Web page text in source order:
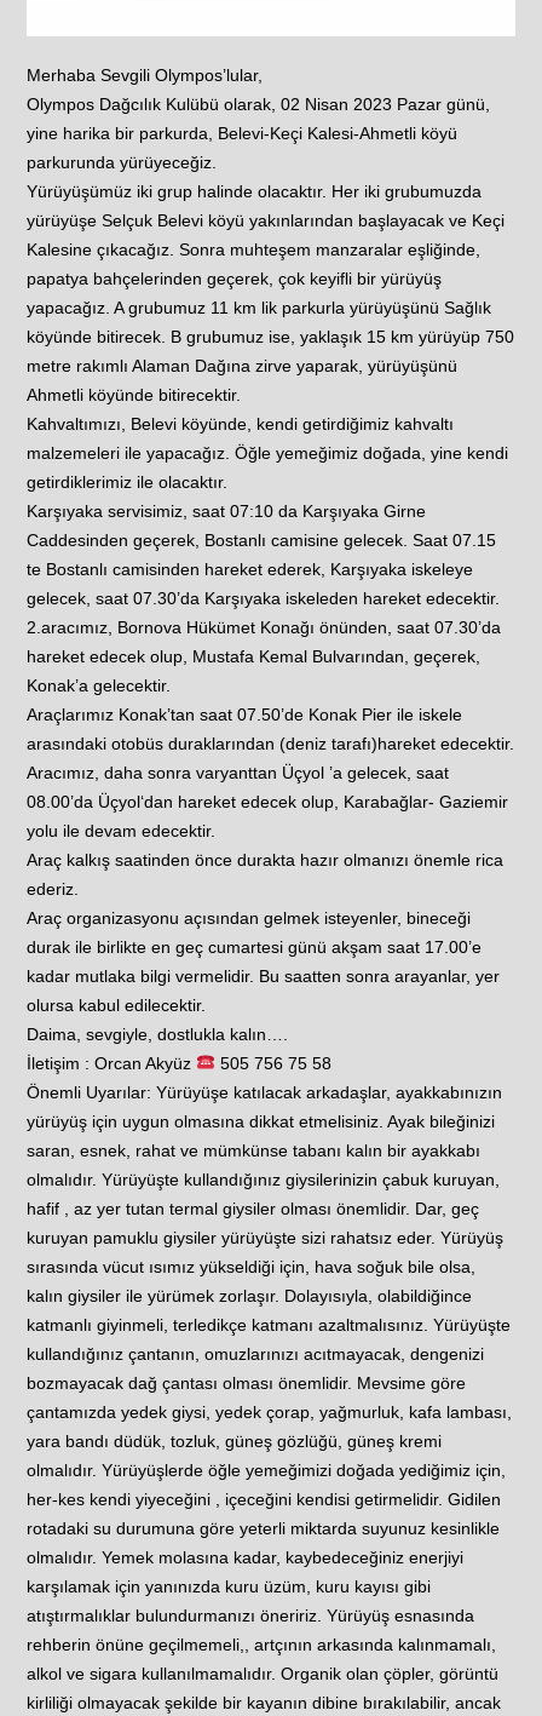
Merhaba Sevgili Olympos’lular,
Olympos Dağcılık Kulübü olarak, 02 Nisan 2023 Pazar günü,
yine harika bir parkurda, Belevi-Keçi Kalesi-Ahmetli köyü
parkurunda yürüyeceğiz.
Yürüyüşümüz iki grup halinde olacaktır. Her iki grubumuzda
yürüyüşe Selçuk Belevi köyü yakınlarından başlayacak ve Keçi
Kalesine çıkacağız. Sonra muhteşem manzaralar eşliğinde,
papatya bahçelerinden geçerek, çok keyifli bir yürüyüş
yapacağız. A grubumuz 11 km lik parkurla yürüyüşünü Sağlık
köyünde bitirecek. B grubumuz ise, yaklaşık 15 km yürüyüp 750
metre rakımlı Alaman Dağına zirve yaparak, yürüyüşünü
Ahmetli köyünde bitirecektir.
Kahvaltımızı, Belevi köyünde, kendi getirdiğimiz kahvaltı
malzemeleri ile yapacağız. Öğle yemeğimiz doğada, yine kendi
getirdiklerimiz ile olacaktır.
Karşıyaka servisimiz, saat 07:10 da Karşıyaka Girne
Caddesinden geçerek, Bostanlı camisine gelecek. Saat 07.15
te Bostanlı camisinden hareket ederek, Karşıyaka iskeleye
gelecek, saat 07.30’da Karşıyaka iskeleden hareket edecektir.
2.aracımız, Bornova Hükümet Konağı önünden, saat 07.30’da
hareket edecek olup, Mustafa Kemal Bulvarından, geçerek,
Konak’a gelecektir.
Araçlarımız Konak’tan saat 07.50’de Konak Pier ile iskele
arasındaki otobüs duraklarından (deniz tarafı)hareket edecektir.
Aracımız, daha sonra varyanttan Üçyol ’a gelecek, saat
08.00’da Üçyol‘dan hareket edecek olup, Karabağlar- Gaziemir
yolu ile devam edecektir.
Araç kalkış saatinden önce durakta hazır olmanızı önemle rica
ederiz.
Araç organizasyonu açısından gelmek isteyenler, bineceği
durak ile birlikte en geç cumartesi günü akşam saat 17.00’e
kadar mutlaka bilgi vermelidir. Bu saatten sonra arayanlar, yer
olursa kabul edilecektir.
Daima, sevgiyle, dostlukla kalın….
İletişim : Orcan Akyüz
505 756 75 58
Önemli Uyarılar: Yürüyüşe katılacak arkadaşlar, ayakkabınızın
yürüyüş için uygun olmasına dikkat etmelisiniz. Ayak bileğinizi
saran, esnek, rahat ve mümkünse tabanı kalın bir ayakkabı
olmalıdır. Yürüyüşte kullandığınız giysilerinizin çabuk kuruyan,
hafif , az yer tutan termal giysiler olması önemlidir. Dar, geç
kuruyan pamuklu giysiler yürüyüşte sizi rahatsız eder. Yürüyüş
sırasında vücut ısımız yükseldiği için, hava soğuk bile olsa,
kalın giysiler ile yürümek zorlaşır. Dolayısıyla, olabildiğince
katmanlı giyinmeli, terledikçe katmanı azaltmalısınız. Yürüyüşte
kullandığınız çantanın, omuzlarınızı acıtmayacak, dengenizi
bozmayacak dağ çantası olması önemlidir. Mevsime göre
çantamızda yedek giysi, yedek çorap, yağmurluk, kafa lambası,
yara bandı düdük, tozluk, güneş gözlüğü, güneş kremi
olmalıdır. Yürüyüşlerde öğle yemeğimizi doğada yediğimiz için,
her-kes kendi yiyeceğini , içeceğini kendisi getirmelidir. Gidilen
rotadaki su durumuna göre yeterli miktarda suyunuz kesinlikle
olmalıdır. Yemek molasına kadar, kaybedeceğiniz enerjiyi
karşılamak için yanınızda kuru üzüm, kuru kayısı gibi
atıştırmalıklar bulundurmanızı öneririz. Yürüyüş esnasında
rehberin önüne geçilmemeli,, artçının arkasında kalınmamalı,
alkol ve sigara kullanılmamalıdır. Organik olan çöpler, görüntü
kirliliği olmayacak şekilde bir kayanın dibine bırakılabilir, ancak